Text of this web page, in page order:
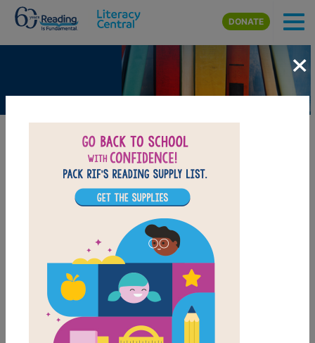
Skip to main content
DONATE
The Festival of Colors
saHindufestivalcelebratedthr
h n o ecoming pring.
ea ar and re es en
ringevil
×